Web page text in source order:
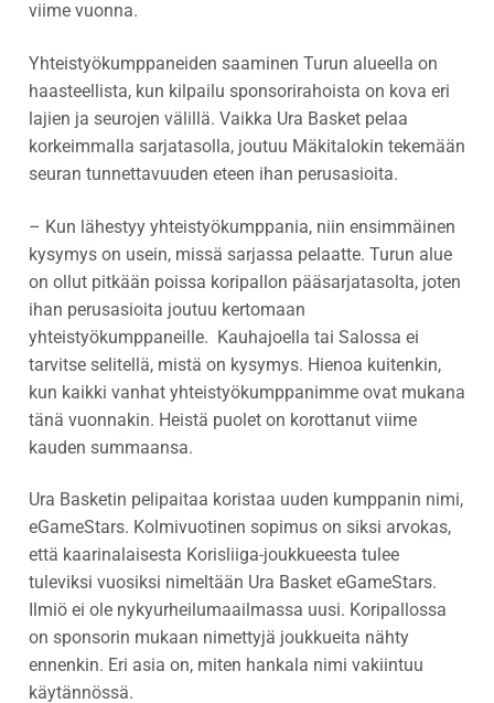
viime vuonna.
Yhteistyökumppaneiden saaminen Turun alueella on
haasteellista, kun kilpailu sponsorirahoista on kova eri
lajien ja seurojen välillä. Vaikka Ura Basket pelaa
korkeimmalla sarjatasolla, joutuu Mäkitalokin tekemään
seuran tunnettavuuden eteen ihan perusasioita.
– Kun lähestyy yhteistyökumppania, niin ensimmäinen
kysymys on usein, missä sarjassa pelaatte. Turun alue
on ollut pitkään poissa koripallon pääsarjatasolta, joten
ihan perusasioita joutuu kertomaan
yhteistyökumppaneille. Kauhajoella tai Salossa ei
tarvitse selitellä, mistä on kysymys. Hienoa kuitenkin,
kun kaikki vanhat yhteistyökumppanimme ovat mukana
tänä vuonnakin. Heistä puolet on korottanut viime
kauden summaansa.
Ura Basketin pelipaitaa koristaa uuden kumppanin nimi,
eGameStars. Kolmivuotinen sopimus on siksi arvokas,
että kaarinalaisesta Korisliiga-joukkueesta tulee
tuleviksi vuosiksi nimeltään Ura Basket eGameStars.
Ilmiö ei ole nykyurheilumaailmassa uusi. Koripallossa
on sponsorin mukaan nimettyjä joukkueita nähty
ennenkin. Eri asia on, miten hankala nimi vakiintuu
käytännössä.